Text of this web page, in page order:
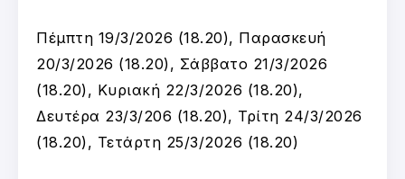
Πέμπτη 19/3/2026 (18.20), Παρασκευή
20/3/2026 (18.20), Σάββατο 21/3/2026
(18.20), Κυριακή 22/3/2026 (18.20),
Δευτέρα 23/3/206 (18.20), Τρίτη 24/3/2026
(18.20), Τετάρτη 25/3/2026 (18.20)